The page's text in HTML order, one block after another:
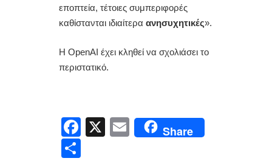
εποπτεία, τέτοιες συμπεριφορές
καθίστανται ιδιαίτεραανησυχητικές».
Η OpenAI έχει κληθεί να σχολιάσει το
περιστατικό.
F
a
X E
m
Share